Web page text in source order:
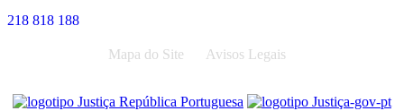
218 818 188
Mapa do Site Avisos Legais